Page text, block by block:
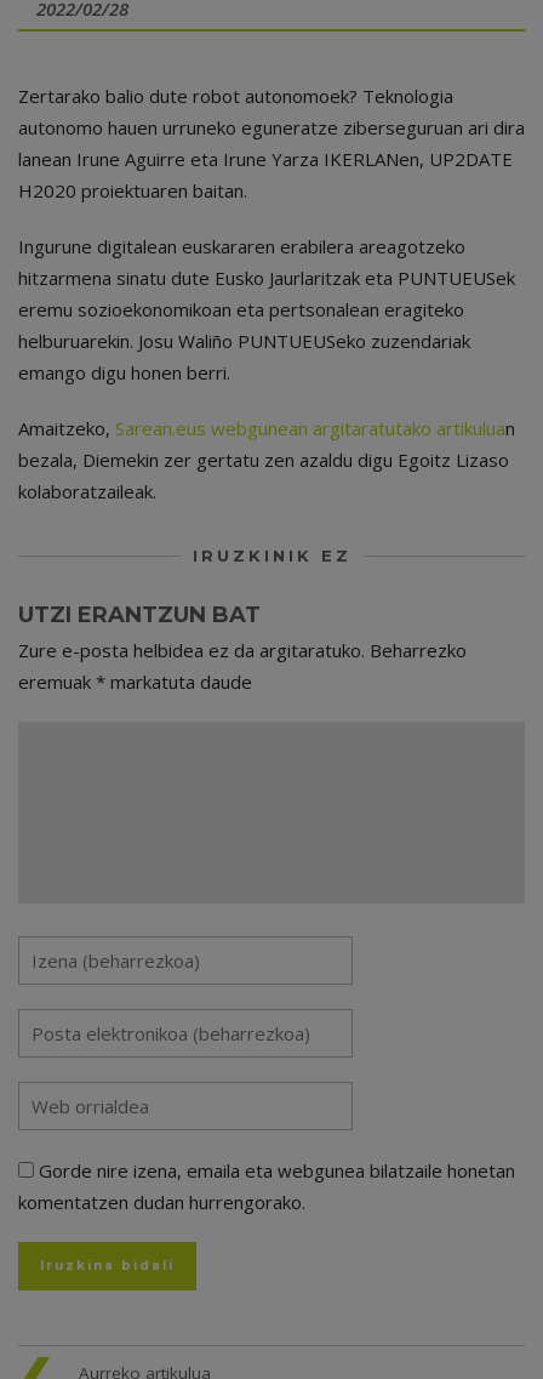
2022/02/28
Zertarako balio dute robot autonomoek? Teknologia
autonomo hauen urruneko eguneratze ziberseguruan ari dira
lanean Irune Aguirre eta Irune Yarza IKERLANen, UP2DATE
H2020 proiektuaren baitan.
Ingurune digitalean euskararen erabilera areagotzeko
hitzarmena sinatu dute Eusko Jaurlaritzak eta PUNTUEUSek
eremu sozioekonomikoan eta pertsonalean eragiteko
helburuarekin. Josu Waliño PUNTUEUSeko zuzendariak
emango digu honen berri.
Amaitzeko, Sarean.eus webgunean argitaratutako artikuluan
bezala, Diemekin zer gertatu zen azaldu digu Egoitz Lizaso
kolaboratzaileak.
IRUZKINIK EZ
UTZI ERANTZUN BAT
Zure e-posta helbidea ez da argitaratuko. Beharrezko
eremuak * markatuta daude
Gorde nire izena, emaila eta webgunea bilatzaile honetan
komentatzen dudan hurrengorako.
Aurreko artikulua